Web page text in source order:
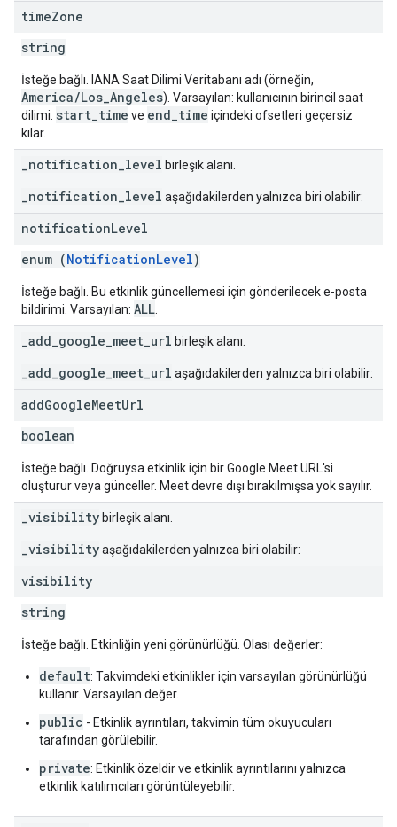
timeZone
string
İsteğe bağlı. IANA Saat Dilimi Veritabanı adı (örneğin,
America/Los_Angeles). Varsayılan: kullanıcının birincil saat
dilimi. start_time ve end_time içindeki ofsetleri geçersiz
kılar.
_notification_level birleşik alanı.
_notification_level aşağıdakilerden yalnızca biri olabilir:
notificationLevel
enum (NotificationLevel)
İsteğe bağlı. Bu etkinlik güncellemesi için gönderilecek e-posta
bildirimi. Varsayılan: ALL
_add_google_meet_url birleşik alanı.
_add_google_meet_url aşağıdakilerden yalnızca biri olabilir:
addGoogleMeetUrl
boolean
İsteğe bağlı. Doğruysa etkinlik için bir Google Meet URL'si
oluşturur veya günceller. Meet devre dışı bırakılmışsa yok sayılır.
_visibility birleşik alanı.
_visibilityaşağıdakilerden yalnızca biri olabilir:
visibility
string
İsteğe bağlı. Etkinliğin yeni görünürlüğü. Olası değerler:
default: Takvimdeki etkinlikler için varsayılan görünürlüğü
kullanır. Varsayılan değer.
public - Etkinlik ayrıntıları, takvimin tüm okuyucuları
tarafından görülebilir.
private: Etkinlik özeldir ve etkinlik ayrıntılarını yalnızca
etkinlik katılımcıları görüntüleyebilir.